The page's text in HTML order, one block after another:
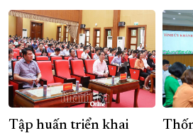
Tập huấn triển khai